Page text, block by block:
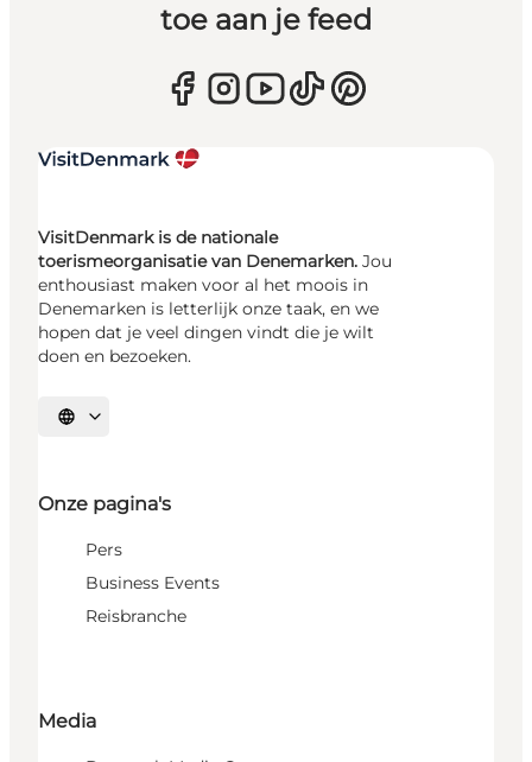
toe aan je feed
VisitDenmark is de nationale
toerismeorganisatie van Denemarken. Jou
enthousiast maken voor al het moois in
Denemarken is letterlijk onze taak, en we
hopen dat je veel dingen vindt die je wilt
doen en bezoeken.
Selecteer taal
Onze pagina's
Pers
Business Events
Reisbranche
Media